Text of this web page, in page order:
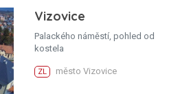
Vizovice
Palackého náměstí, pohled od
kostela
ZL město Vizovice